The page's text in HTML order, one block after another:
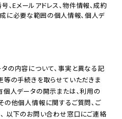
、Eメールアドレス、物件情報、成約
に必要な範囲の個人情報、個人デ
の内容について、事実と異なる記
等の手続きを取らせていただきま
個人データの開示または、利用の
の他個人情報に関するご質問、ご
以下のお問い合わせ窓口にご連絡